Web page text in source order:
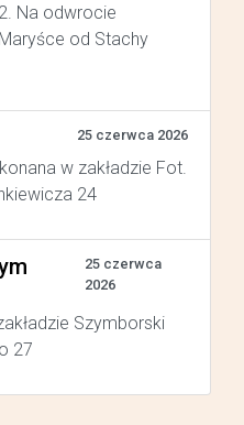
Na odwrocie
od Stachy
25 czerwca 2026
w zakładzie Fot.
24
25 czerwca
2026
Szymborski
27